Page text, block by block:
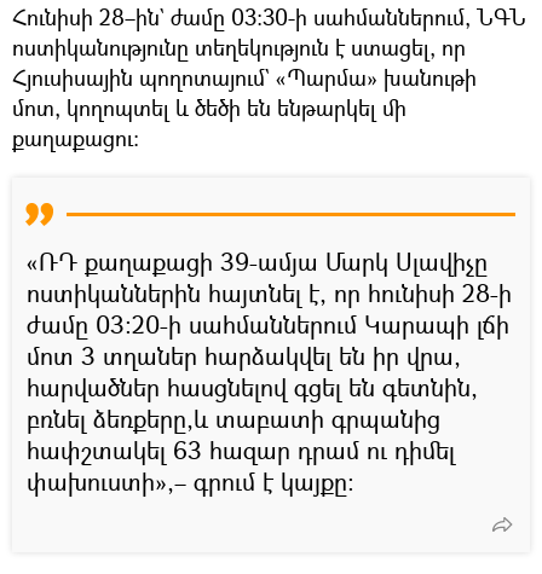
Հունիսի 28–ին` ժամը 03։30-ի սահմաններում, ՆԳՆ
ոստիկանությունը տեղեկություն է ստացել, որ
Հյուսիսային պողոտայում` «Պարմա» խանութի
մոտ, կողոպտել և ծեծի են ենթարկել մի
քաղաքացու։
«ՌԴ քաղաքացի 39-ամյա Մարկ Սլավիչը
ոստիկաններին հայտնել է, որ հունիսի 28-ի
ժամը 03։20-ի սահմաններում Կարապի լճի
մոտ 3 տղաներ հարձակվել են իր վրա,
հարվածներ հասցնելով գցել են գետնին,
բռնել ձեռքերը,և տաբատի գրպանից
հափշտակել 63 հազար դրամ ու դիմել
փախուստի»,– գրում է կայքը։